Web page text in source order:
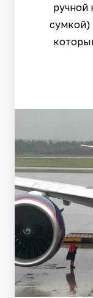
ручной
сумкой)